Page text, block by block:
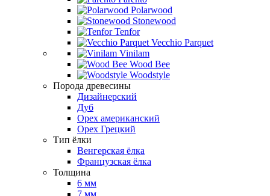
Polarwood
Stonewood
Tenfor
Vecchio Parquet
Vinilam
Wood Bee
Woodstyle
Порода древесины
Дизайнерский
Дуб
Орех американский
Орех Грецкий
Тип ёлки
Венгерская ёлка
Французская ёлка
Толщина
6 мм
7 мм